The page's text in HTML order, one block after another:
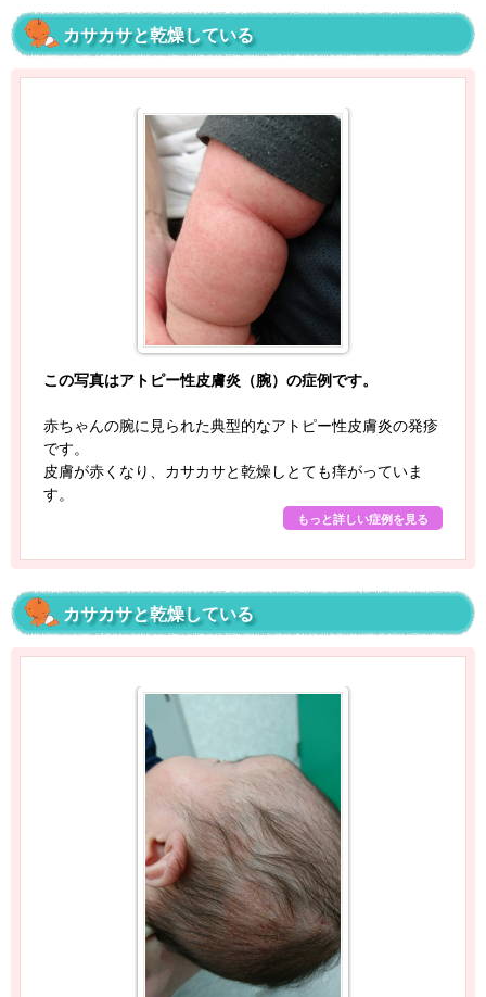
カサカサと乾燥している
この写真はアトピー性皮膚炎（腕）の症例です。
赤ちゃんの腕に見られた典型的なアトピー性皮膚炎の発疹
です。
皮膚が赤くなり、カサカサと乾燥しとても痒がっていま
す。
もっと詳しい症例を見る
カサカサと乾燥している